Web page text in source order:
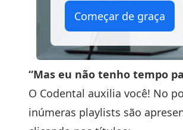
Começar de graça
“Mas eu não tenho tempo
O Codental auxilia você! No
inúmeras playlists são